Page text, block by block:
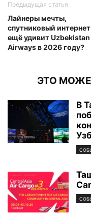
Предыдущая статья
Лайнеры мечты,
спутниковый
ещё удивит Uzbekistan
Airways в 2026 году?
ЭТО
В